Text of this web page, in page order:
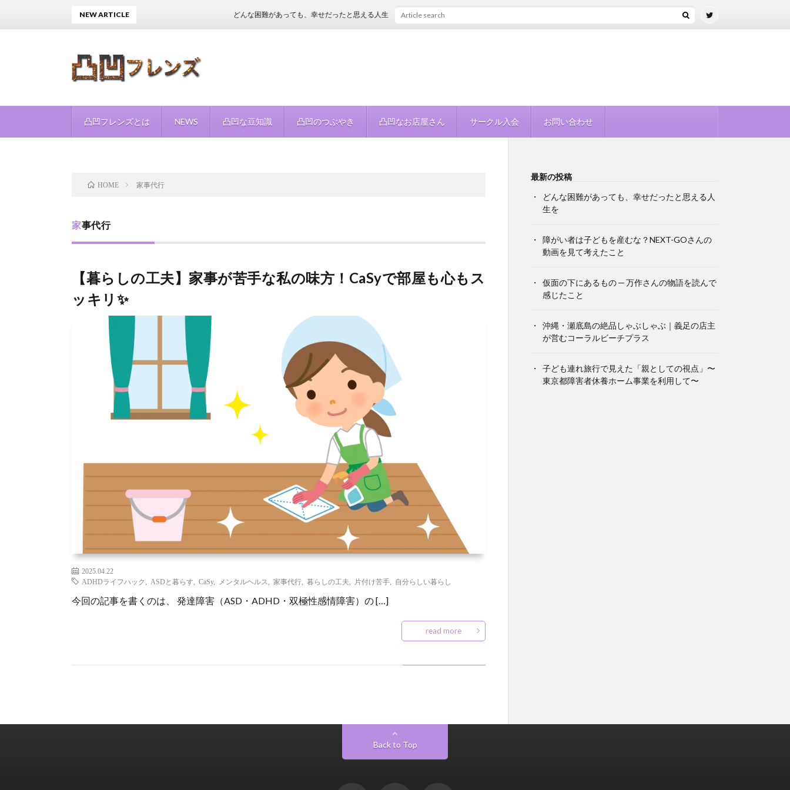
凸凹フレンズとは NEWS 凸凹な豆知識 凸凹のつぶやき 凸凹なお店屋さん サークル入会 お問い合わせ
NEW ARTICLE どんな困難があっても、幸せだったと思える人生を
HOME 家事代行
家事代行
【暮らしの工夫】家事が苦手な私の味方！CaSyで部屋も心もス
ッキリ✨
2025.04.22
ADHDライフハック
ASDと暮らす CaSy, メンタルヘルス 家事代行 暮らしの工夫 片付け苦手 自分らしい暮らし
今回の記事を書くのは、 発達障害（ASD・ADHD・双極性感情障害）の […]
read more
最新の投稿
どんな困難があっても、幸せだったと思える人
生を
障がい者は子どもを産むな？NEXT-GOさんの
動画を見て考えたこと
仮面の下にあるもの ─ 万作さんの物語を読んで
感じたこと
沖縄・瀬底島の絶品しゃぶしゃぶ｜義足の店主
が営むコーラルビーチプラス
子ども連れ旅行で見えた「親としての視点」〜
東京都障害者休養ホーム事業を利用して〜
Back to Top